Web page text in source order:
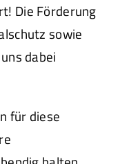
Die Förderung
sowie
dabei
für diese